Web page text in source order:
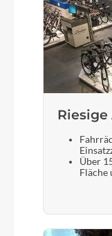
Riesige
Über
Fläche